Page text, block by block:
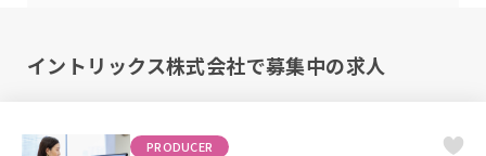
イントリックス株式会社で募集中の求人
PRODUCER